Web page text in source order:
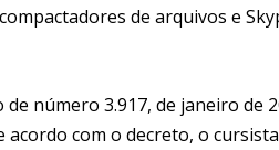
de arquivos e
número 3.917, de janeiro de
acordo com o decreto, o cursista